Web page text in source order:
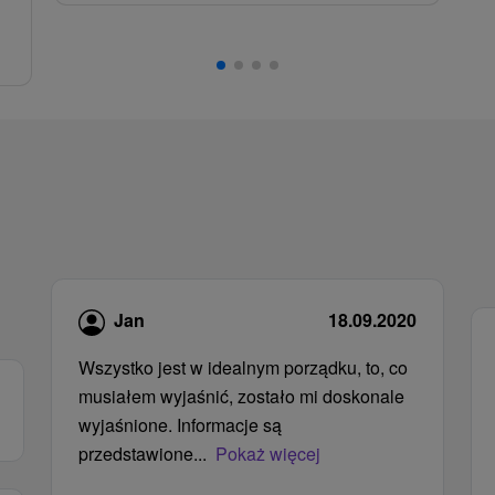
Jan
18.09.2020
Wszystko jest w idealnym porządku, to, co
musiałem wyjaśnić, zostało mi doskonale
wyjaśnione. Informacje są
przedstawione... Pokaż więcej